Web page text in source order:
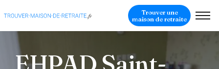
Trouver une
maison de retraite